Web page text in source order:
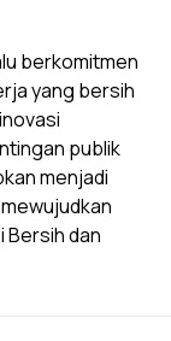
berkomitmen
yang bersih
publik
menjadi
Bersih dan